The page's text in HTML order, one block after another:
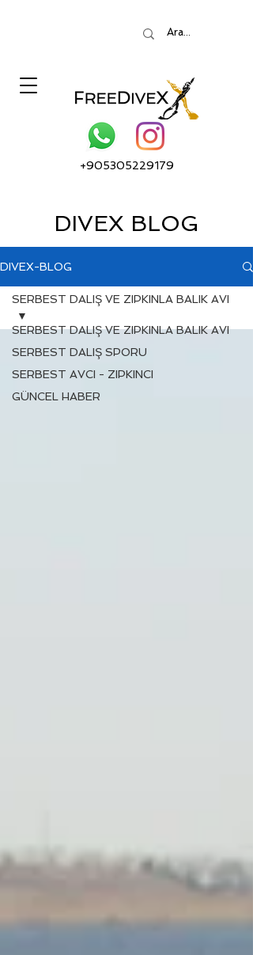
+905305229179
DIVEX BLOG
DIVEX-BLOG
SERBEST DALIŞ VE ZIPKINLA BALIK AVI
SERBEST DALIŞ SPORU
SERBEST AVCI - ZIPKINCI
GÜNCEL HABER
SERBEST DALIŞ VE ZIPKINLA BALIK AVI